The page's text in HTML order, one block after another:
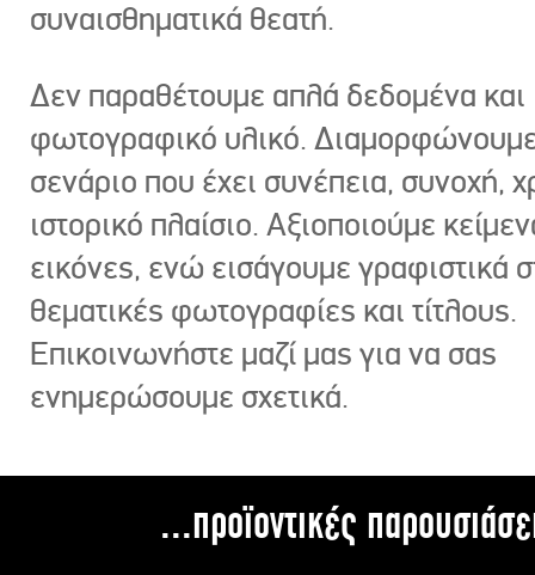
συναισθηματικά θεατή.
Δεν παραθέτουμε απλά δεδομένα και
φωτογραφικό υλικό.
σενάριο που έχει συνέπεια, συνοχή,
ιστορικό πλαίσιο. Αξιοποιούμε
εικόνες, ενώ εισάγουμε γραφιστικά
θεματικές φωτογραφίες και τίτλους.
Επικοινωνήστε μαζί μας για να σας
ενημερώσουμε σχετικά.
...προϊοντικές